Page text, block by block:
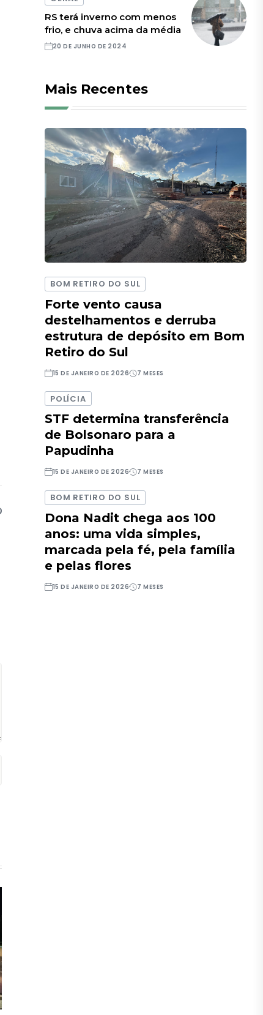
RS terá inverno com menos
frio, e chuva acima da média
20 DE JUNHO DE 2024
Mais Recentes
BOM RETIRO DO SUL
Forte vento causa
destelhamentos e derruba
estrutura de depósito em Bom
Retiro do Sul
15 DE JANEIRO DE 2026 7 MESES
POLÍCIA
STF determina transferência
de Bolsonaro para a
Papudinha
15 DE JANEIRO DE 2026 7 MESES
BOM RETIRO DO SUL
Dona Nadit chega aos 100
anos: uma vida simples,
marcada pela fé, pela família
e pelas flores
15 DE JANEIRO DE 2026 7 MESES